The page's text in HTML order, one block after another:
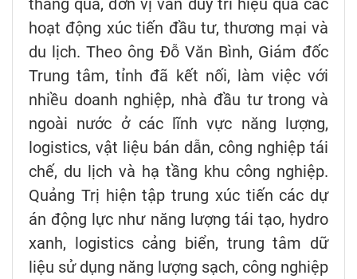
hoạt động xúc tiến đầu tư, thương mại và
du lịch. Theo ông Đỗ Văn Bình, Giám đốc
Trung tâm, tỉnh đã kết nối, làm việc với
nhiều doanh nghiệp, nhà đầu tư trong và
ngoài nước ở các lĩnh vực năng lượng,
logistics, vật liệu bán dẫn, công nghiệp tái
chế, du lịch và hạ tầng khu công nghiệp.
Quảng Trị hiện tập trung xúc tiến các dự
án động lực như năng lượng tái tạo, hydro
xanh, logistics cảng biển, trung tâm dữ
liệu sử dụng năng lượng sạch, công nghiệp